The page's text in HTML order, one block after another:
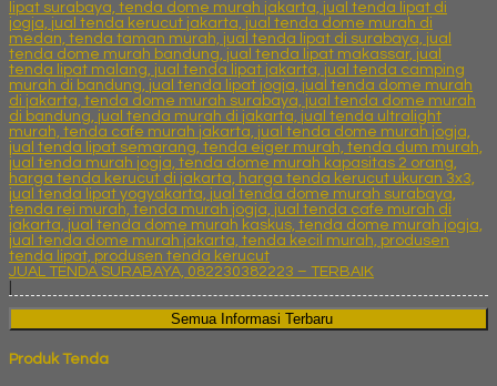
JUAL TENDA SURABAYA, 082230382223 – TERBAIK
Semua Informasi Terbaru
Produk Tenda